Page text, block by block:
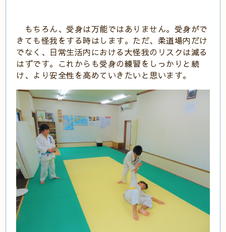
もちろん、受身は万能ではありません。受身がで
きても怪我をする時はします。ただ、柔道場内だけ
でなく、日常生活内における大怪我のリスクは減る
はずです。これからも受身の練習をしっかりと続
け、より安全性を高めていきたいと思います。